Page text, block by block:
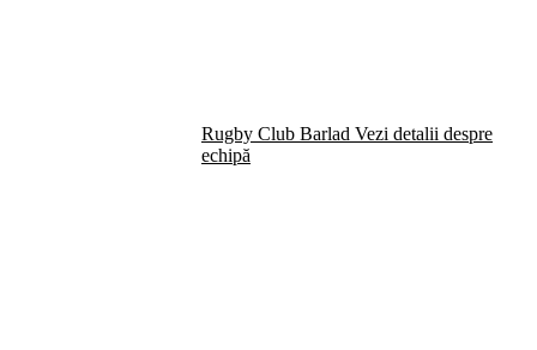
Rugby Club Barlad Vezi detalii despre
echipă